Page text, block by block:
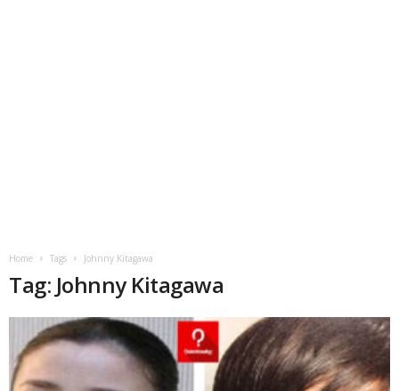
Home Tags Johnny Kitagawa
Tag: Johnny Kitagawa